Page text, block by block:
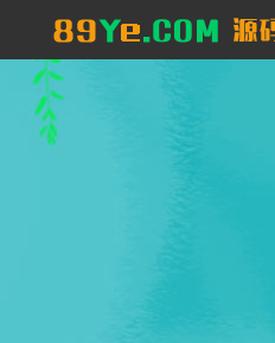
89YE
源